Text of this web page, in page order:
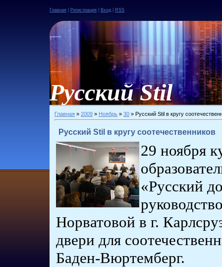
Главная Регистрация Вход RSS
Русский Stil
Главная » 2009 » Ноябрь » 30 » Русский Stil в кругу
Русский Stil в кругу соотечественников
29 ноября
«Русский
Норватовой в г.
двери для
Баден-Вюртемберг.